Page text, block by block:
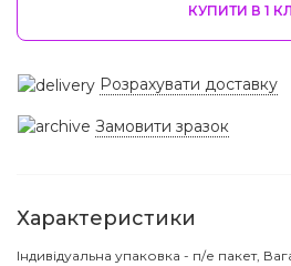
КУПИТИ В 1
Розрахувати доставку
Замовити зразок
Характеристики
Індивідуальна упаковка - п/е пакет,